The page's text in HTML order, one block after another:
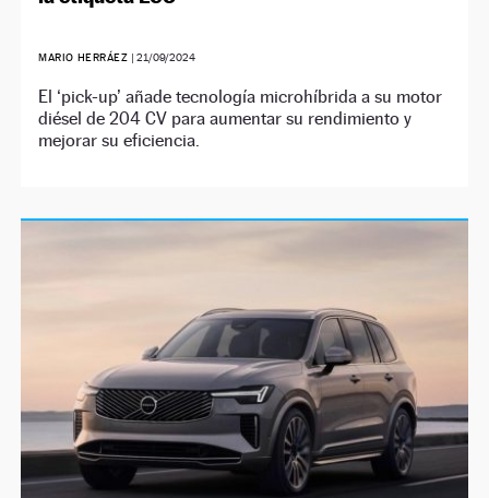
MARIO HERRÁEZ | 21/09/2024
El ‘pick-up’ añade tecnología microhíbrida a su motor
diésel de 204 CV para aumentar su rendimiento y
mejorar su eficiencia.